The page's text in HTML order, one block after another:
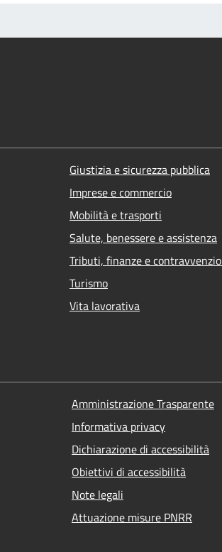
Giustizia e sicurezza pubblica
Imprese e commercio
Mobilità e trasporti
Salute, benessere e assistenza
Tributi, finanze e
Turismo
Vita lavorativa
Amministrazione Trasparente
Informativa privacy
Dichiarazione di accessibilità
Obiettivi di accessibilità
Note legali
Attuazione misure PNRR